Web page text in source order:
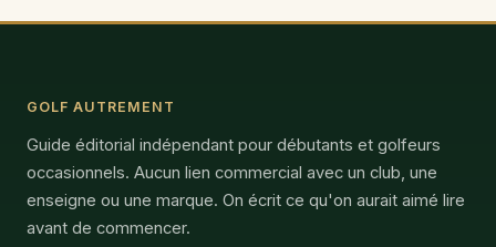
GOLF AUTREMENT
Guide éditorial indépendant pour débutants et golfeurs
occasionnels. Aucun lien commercial avec un club, une
enseigne ou une marque. On écrit ce qu'on aurait aimé lire
avant de commencer.